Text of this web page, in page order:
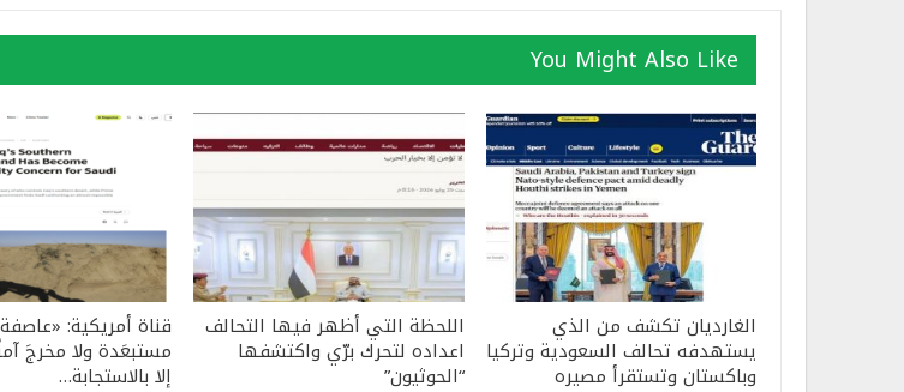
You Might Also Like
الغارديان تكشف من الذي
يستهدفه تحالف السعودية وتركيا
وباكستان وتستقرأ مصيره
اللحظة التي أظهر فيها التحالف
اعداده لتحرك برّي واكتشفها
“الحوثيون”
قناة أمريكية:
مستبعَدة ولا مخرجَ
إلا بالاستجابة…